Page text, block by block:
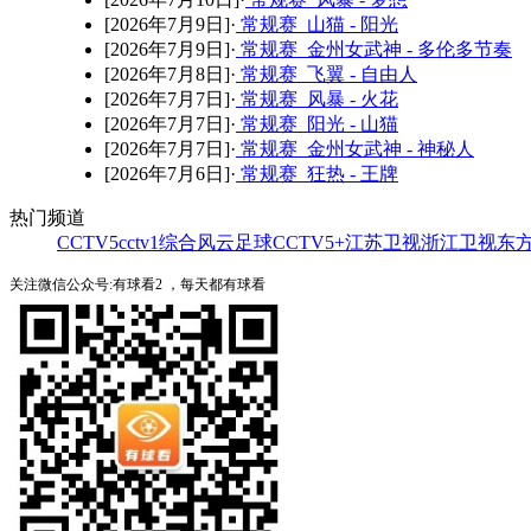
[2026年7月9日]· 常规赛 山猫 - 阳光
[2026年7月9日]· 常规赛 金州女武神 - 多伦多节奏
[2026年7月8日]· 常规赛 飞翼 - 自由人
[2026年7月7日]· 常规赛 风暴 - 火花
[2026年7月7日]· 常规赛 阳光 - 山猫
[2026年7月7日]· 常规赛 金州女武神 - 神秘人
[2026年7月6日]· 常规赛 狂热 - 王牌
热门频道
CCTV5cctv1综合风云足球CCTV5+江苏卫视浙江卫视东
关注微信公众号:有球看2 ，每天都有球看